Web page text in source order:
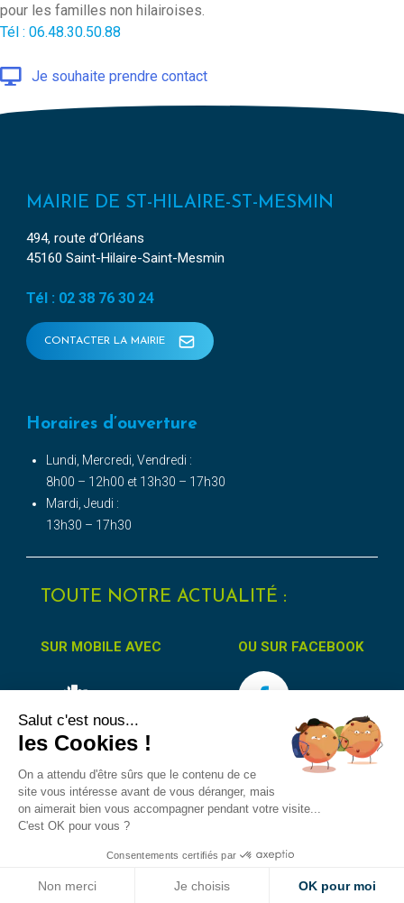
pour les familles non hilairoises.
Tél : 06.48.30.50.88
Je souhaite prendre contact
MAIRIE DE ST-HILAIRE-ST-MESMIN
494, route d’Orléans
45160 Saint-Hilaire-Saint-Mesmin
Tél : 02 38 76 30 24
CONTACTER LA MAIRIE
Horaires d’ouverture
Lundi, Mercredi, Vendredi :
8h00 – 12h00 et 13h30 – 17h30
Mardi, Jeudi :
13h30 – 17h30
TOUTE NOTRE ACTUALITÉ :
SUR MOBILE AVEC OU SUR FACEBOOK
Accessibilité Protection des données Mentions Légales
Salut c'est nous...
les Cookies !
On a attendu d'être sûrs que le contenu de ce
site vous intéresse avant de vous déranger, mais
on aimerait bien vous accompagner pendant votre visite...
C'est OK pour vous ?
Consentements certifiés par
Non merci Je choisis OK pour moi